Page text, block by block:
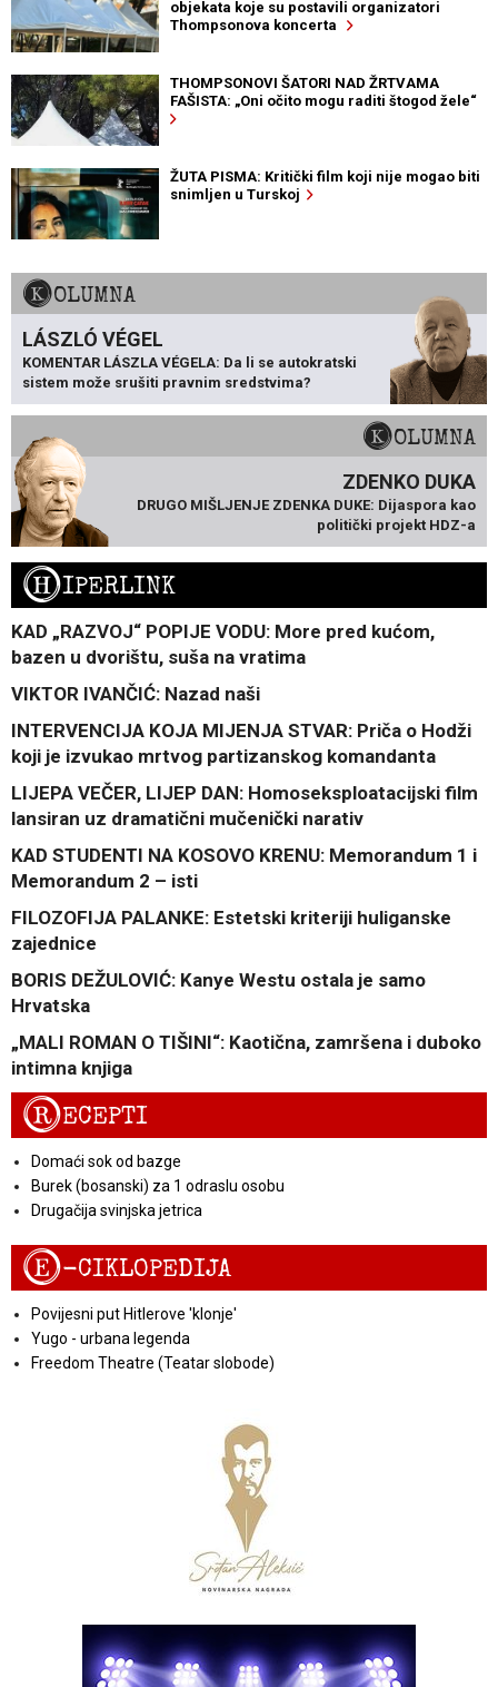
objekata koje su postavili organizatori
Thompsonova koncerta
THOMPSONOVI ŠATORI NAD ŽRTVAMA
FAŠISTA: „Oni očito mogu raditi štogod žele“
ŽUTA PISMA: Kritički film koji nije mogao biti
snimljen u Turskoj
KOLUMNA
LÁSZLÓ VÉGEL
KOMENTAR LÁSZLA VÉGELA: Da li se autokratski
sistem može srušiti pravnim sredstvima?
KOLUMNA
ZDENKO DUKA
DRUGO MIŠLJENJE ZDENKA DUKE: Dijaspora kao
politički projekt HDZ-a
HIPERLINK
KAD „RAZVOJ“ POPIJE VODU: More pred kućom,
bazen u dvorištu, suša na vratima
VIKTOR IVANČIĆ: Nazad naši
INTERVENCIJA KOJA MIJENJA STVAR: Priča o Hodži
koji je izvukao mrtvog partizanskog komandanta
LIJEPA VEČER, LIJEP DAN: Homoseksploatacijski film
lansiran uz dramatični mučenički narativ
KAD STUDENTI NA KOSOVO KRENU: Memorandum 1 i
Memorandum 2 – isti
FILOZOFIJA PALANKE: Estetski kriteriji huliganske
zajednice
BORIS DEŽULOVIĆ: Kanye Westu ostala je samo
Hrvatska
„MALI ROMAN O TIŠINI“: Kaotična, zamršena i duboko
intimna knjiga
RECEPTI
Domaći sok od bazge
Burek (bosanski) za 1 odraslu osobu
Drugačija svinjska jetrica
E-CIKLOPEDIJA
Povijesni put Hitlerove 'klonje'
Yugo - urbana legenda
Freedom Theatre (Teatar slobode)